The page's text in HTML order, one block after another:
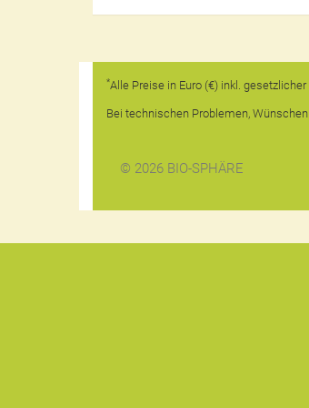
*Alle Preise in Euro (€) inkl.
Bei technischen Problemen,
© 2026 BIO-SPHÄRE